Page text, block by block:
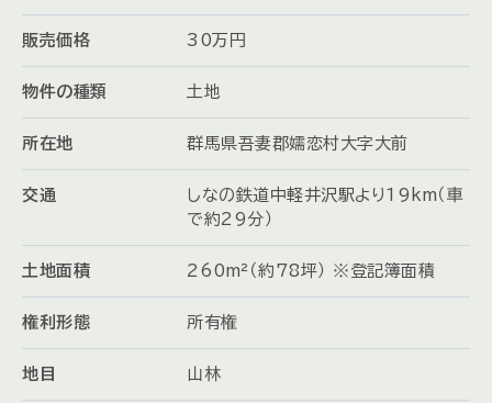
販売価格 30 万 円
物件の種類 土地
所在地 群馬県吾妻郡嬬恋村大字大前
交通
しなの鉄道中軽井沢駅より19km（車
で約29分）
土地面積 260m²（約78坪） ※登記簿面積
権利形態 所有権
地目 山林